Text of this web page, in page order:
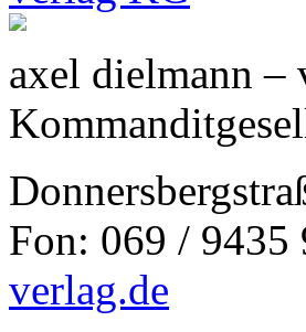
axel dielmann –
Fon: 069 /
verlag.de